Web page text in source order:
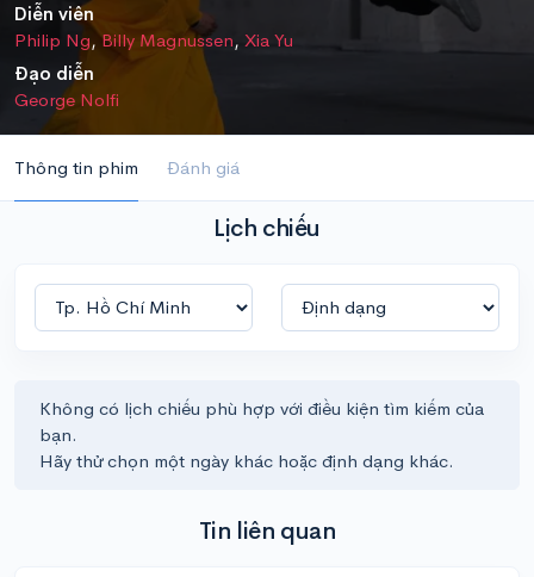
Diễn viên
Philip Ng,Billy Magnussen, Xia Yu
Đạo diễn
George Nolfi
Thông tin phim Đánh giá
Lịch chiếu
Không có lịch chiếu phù hợp với điều kiện tìm kiếm của
bạn.
Hãy thử chọn một ngày khác hoặc định dạng khác.
Tin liên quan